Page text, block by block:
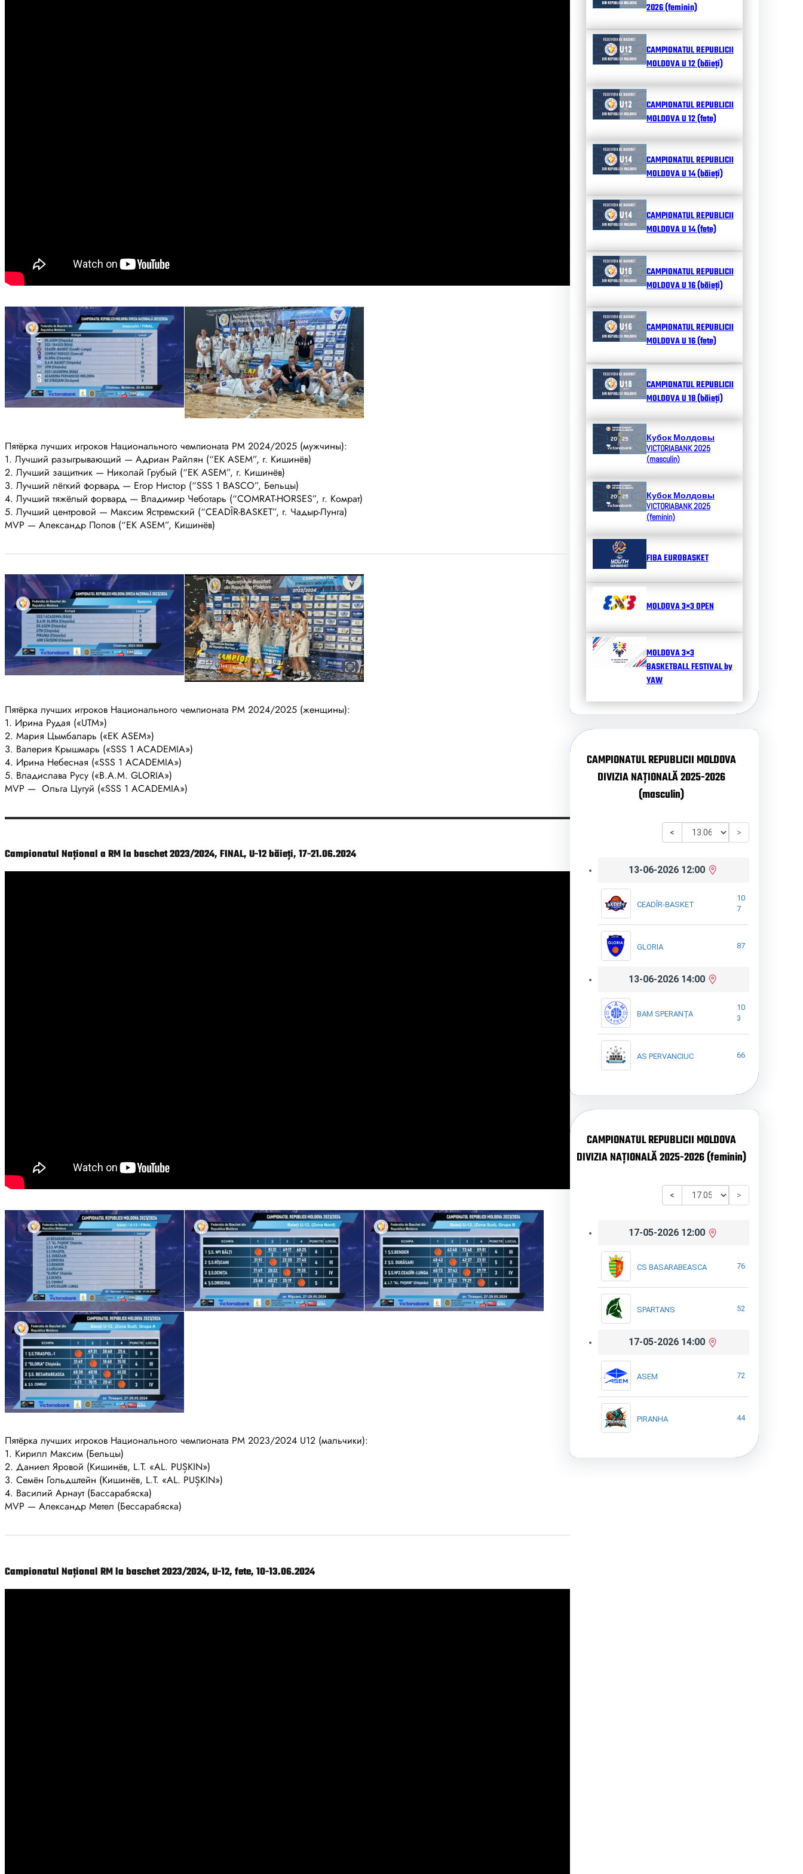
Пятёрка лучших игроков Национального чемпионата РМ 2024/2025 (мужчины):
1. Лучший разыгрывающий — Адриан Райлян (“EK ASEM”, г. Кишинёв)
2. Лучший защитник — Николай Грубый (“EK ASEM”, г. Кишинёв)
3. Лучший лёгкий форвард — Егор Нистор (“SSS 1 BASCO”, Бельцы)
4. Лучший тяжёлый форвард — Владимир Чеботарь (“COMRAT-HORSES”, г. Комрат)
5. Лучший центровой — Максим Ястремский (“CEADÎR-BASKET”, г. Чадыр-Лунга)
MVP — Александр Попов (“EK ASEM”, Кишинёв)
Пятёрка лучших игроков Национального чемпионата РМ 2024/2025 (женщины):
1. Ирина Рудая («UTM»)
2. Мария Цымбаларь («EK ASEM»)
3. Валерия Крышмарь («SSS 1 ACADEMIA»)
4. Ирина Небесная («SSS 1 ACADEMIA»)
5. Владислава Русу («B.A.M. GLORIA»)
MVP — Ольга Цугуй («SSS 1 ACADEMIA»)
Campionatul Național a RM la baschet 2023/2024, FINAL, U-12 băieți, 17-21.06.2024
Пятёрка лучших игроков Национального чемпионата РМ 2023/2024 U12 (мальчики):
1. Кирилл Максим (Бельцы)
2. Даниел Яровой (Кишинёв, L.T. «AL. PUȘKIN»)
3. Семён Гольдштейн (Кишинёв, L.T. «AL. PUȘKIN»)
4. Василий Арнаут (Бассарабяска)
MVP — Александр Метел (Бессарабяска)
Campionatul Național RM la baschet 2023/2024, U-12, fete, 10-13.06.2024
2026 (feminin)
CAMPIONATUL REPUBLICII
MOLDOVA U 12 (băieți)
CAMPIONATUL REPUBLICII
MOLDOVA U 12 (fete)
CAMPIONATUL REPUBLICII
MOLDOVA U 14 (băieți)
CAMPIONATUL REPUBLICII
MOLDOVA U 14 (fete)
CAMPIONATUL REPUBLICII
MOLDOVA U 16 (băieți)
CAMPIONATUL REPUBLICII
MOLDOVA U 16 (fete)
CAMPIONATUL REPUBLICII
MOLDOVA U 18 (băieți)
Кубок Молдовы
VICTORIABANK 2025
(masculin)
Кубок Молдовы
VICTORIABANK 2025
(feminin)
FIBA EUROBASKET
MOLDOVA 3×3 OPEN
MOLDOVA 3×3
BASKETBALL FESTIVAL by
YAW
CAMPIONATUL REPUBLICII MOLDOVA
DIVIZIA NAȚIONALĂ 2025-2026
(masculin)
< >
13-06-2026 12:00
CEADÎR-BASKET
10
7
GLORIA 87
13-06-2026 14:00
BAM SPERANȚA
10
3
AS PERVANCIUC 66
CAMPIONATUL REPUBLICII MOLDOVA
DIVIZIA NAȚIONALĂ 2025-2026 (feminin)
< >
17-05-2026 12:00
CS BASARABEASCA 76
SPARTANS 52
17-05-2026 14:00
ASEM 72
PIRANHA 44